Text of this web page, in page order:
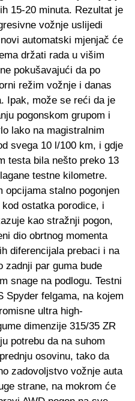
15-20 minuta. Rezultat je
vožnje uslijedi
automatski mjenjač će
držati rada u višim
pokušavajući da po
režim vožnje i danas
Ipak, može se reći da je
pogonskom grupom i
lako na magistralnim
svega 10 l/100 km, i gdje
testa bila nešto preko 13
testne kilometre.
opcijama stalno pogonjen
ostatka porodice, i
kao stražnji pogon,
dio obrtnog momenta
diferencijala prebaci i na
zadnji par guma bude
snage na podlogu. Testni
Spyder felgama, na kojem
ultra high-
dimenzije 315/35 ZR
potrebu da na suhom
osovinu, tako da
zadovoljstvo vožnje auta
strane, na mokrom će